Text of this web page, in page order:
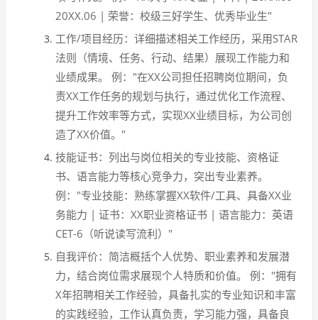
20XX.06 | 荣誉：校级三好学生、优秀毕业生"
工作/项目经历：详细描述相关工作经历，采用STAR
法则（情境、任务、行动、结果）展现工作能力和
业绩成果。 例："在XX公司担任招聘岗位期间，负
责XX工作任务的规划与执行，通过优化工作流程、
提升工作效率等方式，实现XX业绩目标，为公司创
造了XX价值。"
技能证书：列出与岗位相关的专业技能、资格证
书、语言能力等核心竞争力，突出专业素养。
例："专业技能：熟练掌握XX软件/工具、具备XX业
务能力 | 证书：XX职业资格证书 | 语言能力：英语
CET-6（听说读写流利）"
自我评价：简洁概括个人优势、职业素养和发展潜
力，结合岗位需求展现个人特质和价值。 例："拥有
X年招聘相关工作经验，具备扎实的专业知识和丰富
的实践经验，工作认真负责，学习能力强，具备良